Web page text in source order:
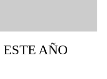
AÑO